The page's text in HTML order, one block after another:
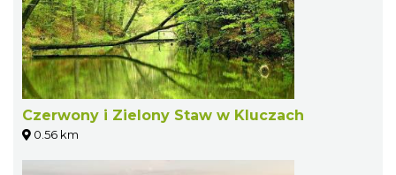
Czerwony i Zielony Staw w Kluczach
0.56 km